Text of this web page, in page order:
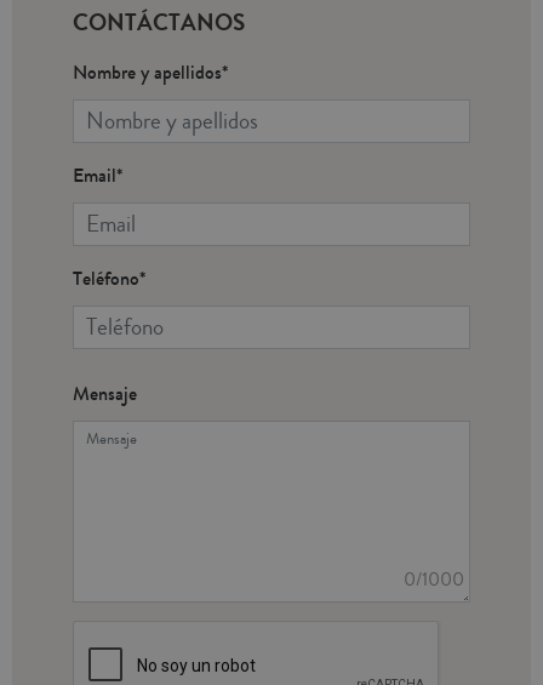
CONTÁCTANOS
Nombre y apellidos*
Email*
Teléfono*
Mensaje
0/1000